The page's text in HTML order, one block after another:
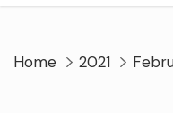
Home 2021